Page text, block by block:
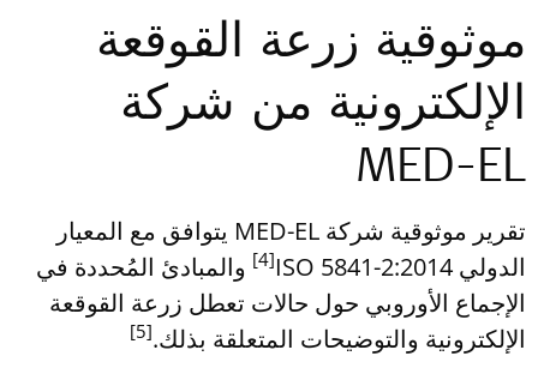
موثوقية زرعة القوقعة
الإلكترونية من شركة
MED-EL
تقرير موثوقية شركة MED-EL يتوافق مع المعيار
الدولي ISO 5841-2:2014
[4]
والمبادئ المُحددة في
الإجماع الأوروبي حول حالات تعطل زرعة القوقعة
الإلكترونية والتوضيحات المتعلقة بذلك.[5]